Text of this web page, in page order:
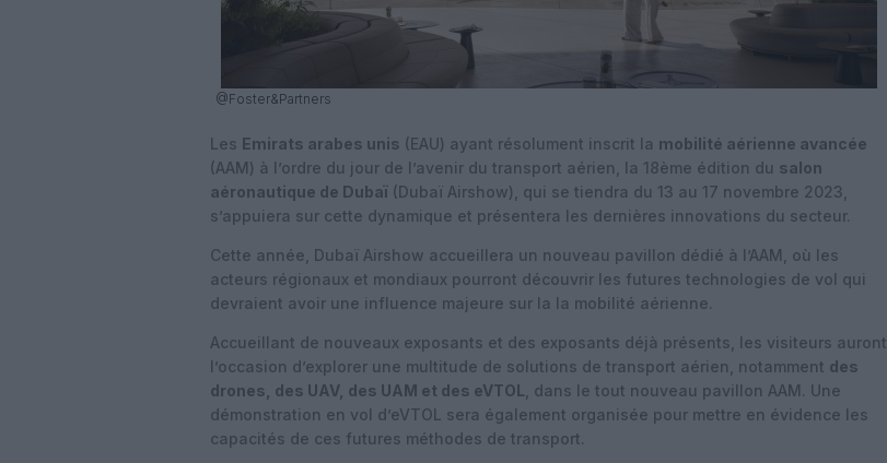
@Foster&Partners
Les Emirats arabes unis (EAU) ayant résolument inscrit la mobilité aérienne avancée
(AAM) à l’ordre du jour de l’avenir du transport aérien, la 18ème édition du salon
aéronautique de Dubaï (Dubaï Airshow), qui se tiendra du 13 au 17 novembre 2023,
s’appuiera sur cette dynamique et présentera les dernières innovations du secteur.
Cette année, Dubaï Airshow accueillera un nouveau pavillon dédié à l’AAM, où les
acteurs régionaux et mondiaux pourront découvrir les futures technologies de vol qui
devraient avoir une influence majeure sur la la mobilité aérienne.
Accueillant de nouveaux exposants et des exposants déjà présents, les visiteurs auront
l’occasion d’explorer une multitude de solutions de transport aérien, notamment des
drones, des UAV, des UAM et des eVTOL , dans le tout nouveau pavillon AAM. Une
démonstration en vol d’eVTOL sera également organisée pour mettre en évidence les
capacités de ces futures méthodes de transport.